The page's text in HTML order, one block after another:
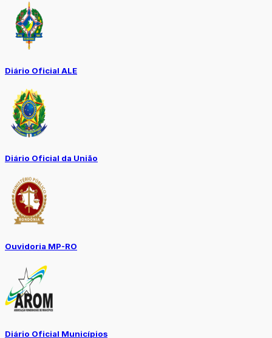
Diário Oficial ALE
Diário Oficial da União
Ouvidoria MP-RO
Diário Oficial Municípios